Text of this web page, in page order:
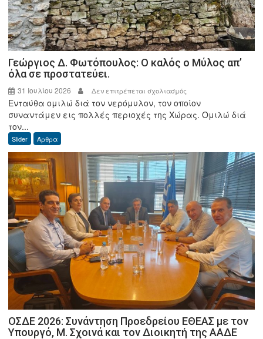
Γεώργιος Δ. Φωτόπουλος: Ο καλός ο Μύλος απ’
όλα σε προστατεύει.
31 Ιουλίου 2026 Δεν επιτρέπεται σχολιασμός
Γεώργιος
Δ.
καλός
Μύλος
απ’
όλα
σε
προστατεύει.
Ενταύθα ομιλώ διά τον νερόμυλον, τον οποίον
συναντάμεν εις πολλές περιοχές της Χώρας. Ομιλώ διά
τον...
Slider Άρθρα
ΟΣΔΕ 2026: Συνάντηση Προεδρείου ΕΘΕΑΣ με τον
Υπουργό, Μ. Σχοινά και τον Διοικητή της ΑΑΔΕ